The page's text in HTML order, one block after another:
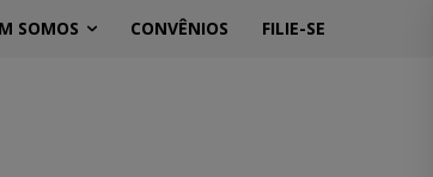
SOMOS CONVÊNIOS FILIE-SE